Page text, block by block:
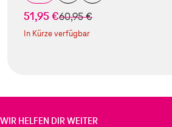
51,95 €statt
60,95 €
In Kürze verfügbar
WIR HELFEN DIR WEITER